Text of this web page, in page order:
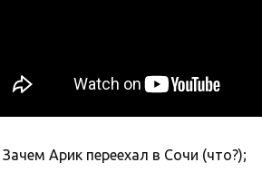
Зачем Арик переехал в Сочи (что?);